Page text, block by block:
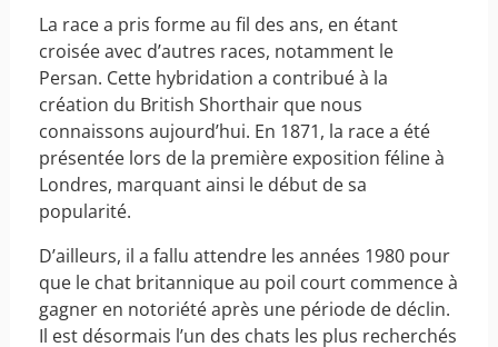
La race a pris forme au fil des ans, en étant
croisée avec d’autres races, notamment le
Persan. Cette hybridation a contribué à la
création du British Shorthair que nous
connaissons aujourd’hui. En 1871, la race a été
présentée lors de la première exposition féline à
Londres, marquant ainsi le début de sa
popularité.
D’ailleurs, il a fallu attendre les années 1980 pour
que le chat britannique au poil court commence à
gagner en notoriété après une période de déclin.
Il est désormais l’un des chats les plus recherchés